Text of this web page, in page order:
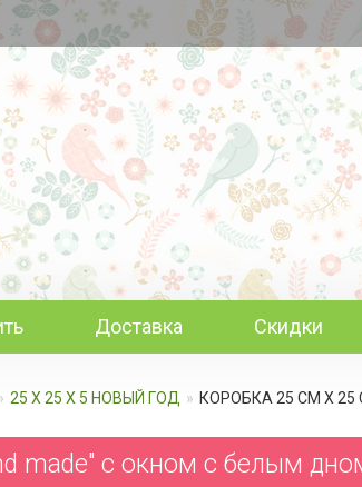
Доставка Скидки
25 Х 25 Х 5 НОВЫЙ ГОД КОРОБКА 25 СМ Х 25
made" с окном c белым